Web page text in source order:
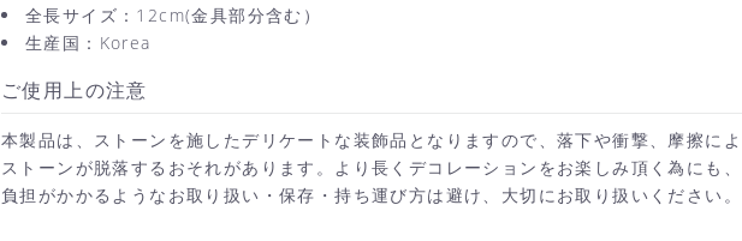
全長サイズ：12cm(金具部分含む）
生産国：Korea
ご使用上の注意
本製品は、ストーンを施したデリケートな装飾品となりますので、落下や衝撃、摩擦に
ストーンが脱落するおそれがあります。より長くデコレーションをお楽しみ頂く為にも、
負担がかかるようなお取り扱い・保存・持ち運び方は避け、大切にお取り扱いください。